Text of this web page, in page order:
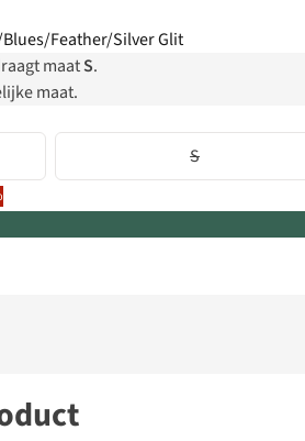
Feather/Silver Glit
maatS.
maat.
S